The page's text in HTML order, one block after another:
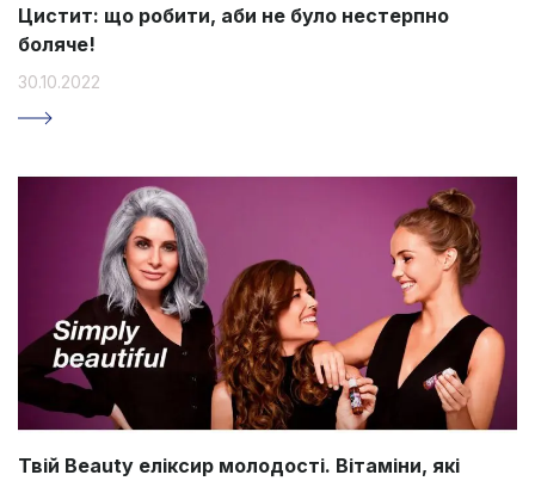
Цистит: що робити, аби не було нестерпно
боляче!
30.10.2022
Твій Beauty еліксир молодості. Вітаміни, які